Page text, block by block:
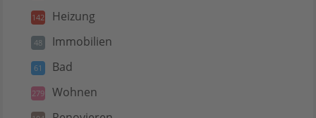
142 Heizung
48 Immobilien
61 Bad
279 Wohnen